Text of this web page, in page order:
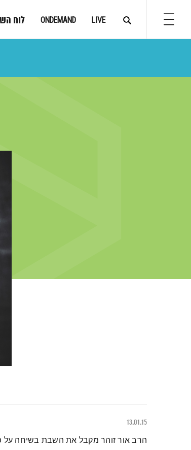
LIVE
ONDEMAND לוח
13.01.15
תמצית הפודקאסט
הרב אור זוהר מקבל את השבת בשיחה על